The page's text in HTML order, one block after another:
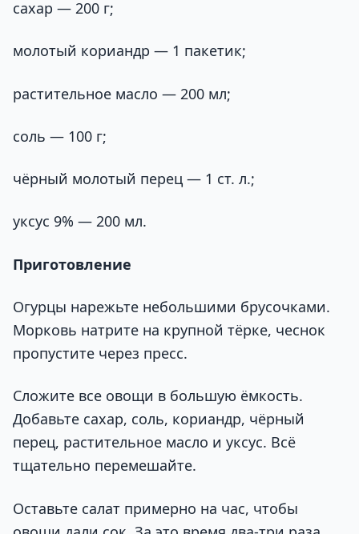
сахар — 200 г;
молотый кориандр — 1 пакетик;
растительное масло — 200 мл;
соль — 100 г;
чёрный молотый перец — 1 ст. л.;
уксус 9% — 200 мл.
Приготовление
Огурцы нарежьте небольшими брусочками.
Морковь натрите на крупной тёрке, чеснок
пропустите через пресс.
Сложите все овощи в большую ёмкость.
Добавьте сахар, соль, кориандр, чёрный
перец, растительное масло и уксус. Всё
тщательно перемешайте.
Оставьте салат примерно на час, чтобы